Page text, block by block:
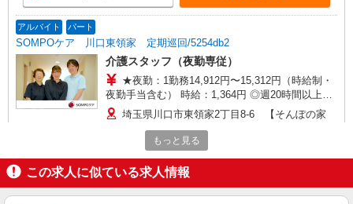
247,200円／年収例334万円〜 ※職務手当、働きが
（月平均5回分）等、毎月平均的に支払われる手当
を含む ※介護福祉士のみ、特別職務手当も含む ◎
残業時は別途時間外手当支給（超過1分〜） ◎賞
与 基本給2.08ヶ月分/年支給
アルバイト パート
SOMPOケア 川口東領家 定期巡回/5254db2
介護スタッフ（夜勤専従）
★夜勤：1勤務14,912円〜15,312円（時給制・
夜勤手当含む） 時給：1,364円 ◎週20時間以上勤
務（社保加入者）の場合は時給：1,414円
埼玉県川口市東領家2丁目8-6 【そんぽの家
S 川口東領家】建物内
キープ 詳細を見る
正社員
もっと見る
この求人に似ている求人情報